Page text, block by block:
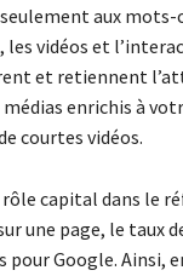
aux
vidéos et
et retiennent
enrichis à
courtes vidéos.
capital dans le
une page, le taux
Google. Ainsi,